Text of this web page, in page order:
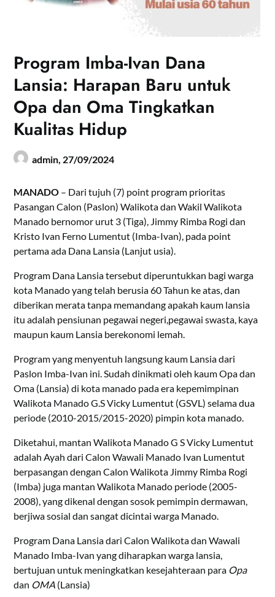
Program Imba-Ivan Dana
Lansia: Harapan Baru untuk
Opa dan Oma Tingkatkan
Kualitas Hidup
admin, 27/09/2024
MANADO – Dari tujuh (7) point program prioritas
Pasangan Calon (Paslon) Walikota dan Wakil Walikota
Manado bernomor urut 3 (Tiga), Jimmy Rimba Rogi dan
Kristo Ivan Ferno Lumentut (Imba-Ivan), pada point
pertama ada Dana Lansia (Lanjut usia).
Program Dana Lansia tersebut diperuntukkan bagi warga
kota Manado yang telah berusia 60 Tahun ke atas, dan
diberikan merata tanpa memandang apakah kaum lansia
itu adalah pensiunan pegawai negeri,pegawai swasta, kaya
maupun kaum Lansia berekonomi lemah.
Program yang menyentuh langsung kaum Lansia dari
Paslon Imba-Ivan ini. Sudah dinikmati oleh kaum Opa dan
Oma (Lansia) di kota manado pada era kepemimpinan
Walikota Manado G.S Vicky Lumentut (GSVL) selama dua
periode (2010-2015/2015-2020) pimpin kota manado.
Diketahui, mantan Walikota Manado G S Vicky Lumentut
adalah Ayah dari Calon Wawali Manado Ivan Lumentut
berpasangan dengan Calon Walikota Jimmy Rimba Rogi
(Imba) juga mantan Walikota Manado periode (2005-
2008), yang dikenal dengan sosok pemimpin dermawan,
berjiwa sosial dan sangat dicintai warga Manado.
Program Dana Lansia dari Calon Walikota dan Wawali
Manado Imba-Ivan yang diharapkan warga lansia,
bertujuan untuk meningkatkan kesejahteraan para Opa
dan OMA (Lansia)